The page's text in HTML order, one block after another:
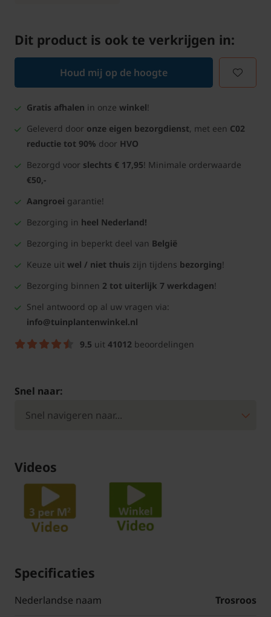
Dit product is ook te verkrijgen in:
Houd mij op de hoogte
Gratis afhalen in onze winkel!
Geleverd door onze eigen bezorgdienst, met een C02
reductie tot 90% door HVO
Bezorgd voor slechts € 17,95! Minimale orderwaarde
€50,-
Aangroei garantie!
Bezorging in heel Nederland!
Bezorging in beperkt deel van België
Keuze uit wel / niet thuis zijn tijdens bezorging!
Bezorging binnen 2 tot uiterlijk 7 werkdagen!
Snel antwoord op al uw vragen via:
info@tuinplantenwinkel.nl
9.5 uit 41012 beoordelingen
Snel naar:
Videos
Specificaties
Nederlandse naam Trosroos